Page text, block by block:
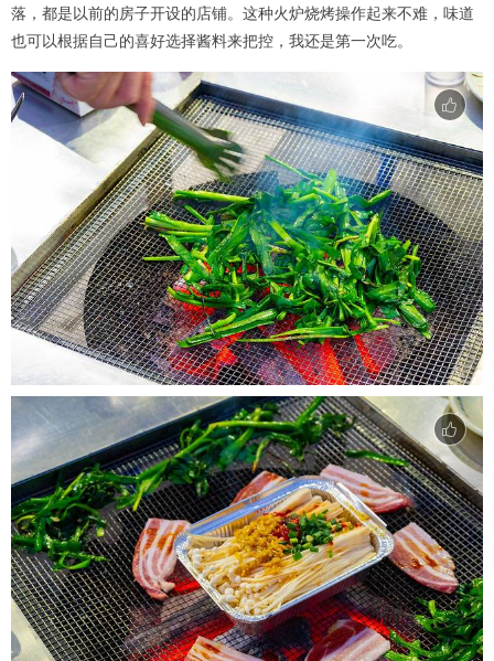
落，都是以前的房子开设的店铺。这种火炉烧烤操作起来不难，味道
也可以根据自己的喜好选择酱料来把控，我还是第一次吃。